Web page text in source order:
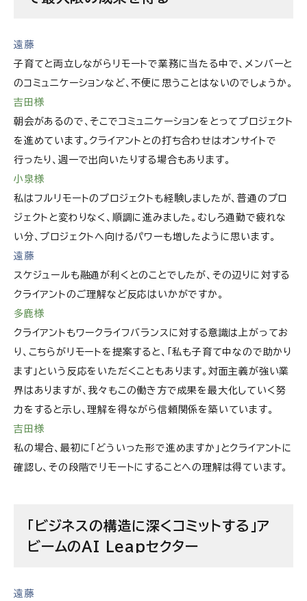
遠藤
子育てと両立しながらリモートで業務に当たる中で、メンバーと
のコミュニケーションなど、不便に思うことはないのでしょうか。
吉田様
朝会があるので、そこでコミュニケーションをとってプロジェクト
を進めています。クライアントとの打ち合わせはオンサイトで
行ったり、週一で出向いたりする場合もあります。
小泉様
私はフルリモートのプロジェクトも経験しましたが、普通のプロ
ジェクトと変わりなく、順調に進みました。むしろ通勤で疲れな
い分、プロジェクトへ向けるパワーも増したように思います。
遠藤
スケジュールも融通が利くとのことでしたが、その辺りに対する
クライアントのご理解など反応はいかがですか。
多鹿様
クライアントもワークライフバランスに対する意識は上がってお
り、こちらがリモートを提案すると、「私も子育て中なので助かり
ます」という反応をいただくこともあります。対面主義が強い業
界はありますが、我々もこの働き方で成果を最大化していく努
力をすると示し、理解を得ながら信頼関係を築いています。
吉田様
私の場合、最初に「どういった形で進めますか」とクライアントに
確認し、その段階でリモートにすることへの理解は得ています。
「ビジネスの構造に深くコミットする」ア
ビームのAI Leapセクター
遠藤